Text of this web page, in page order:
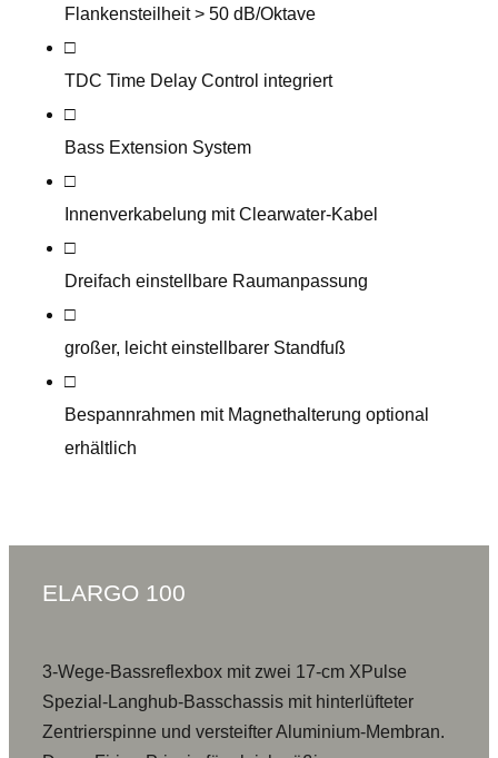
Flankensteilheit > 50 dB/Oktave
□
TDC Time Delay Control integriert
□
Bass Extension System
□
Innenverkabelung mit Clearwater-Kabel
□
Dreifach einstellbare Raumanpassung
□
großer, leicht einstellbarer Standfuß
□
Bespannrahmen mit Magnethalterung optional
erhältlich
ELARGO 100
3-Wege-Bassreflexbox mit zwei 17-cm XPulse
Spezial-Langhub-Basschassis mit hinterlüfteter
Zentrierspinne und versteifter Aluminium-Membran.